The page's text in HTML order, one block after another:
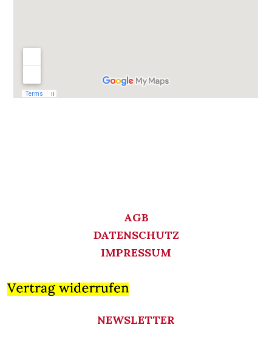
AGB
DATENSCHUTZ
IMPRESSUM
NEWSLETTER